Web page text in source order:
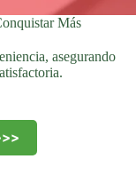
Más
asegurando